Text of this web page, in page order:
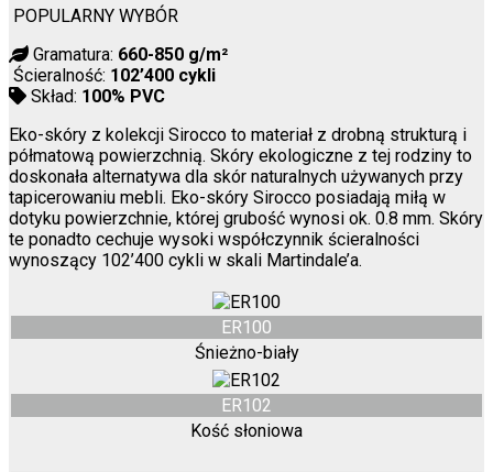
POPULARNY WYBÓR
Gramatura: 660-850 g/m²
Ścieralność: 102’400 cykli
Skład: 100% PVC
Eko-skóry z kolekcji Sirocco to materiał z drobną strukturą i
półmatową powierzchnią. Skóry ekologiczne z tej rodziny to
doskonała alternatywa dla skór naturalnych używanych przy
tapicerowaniu mebli. Eko-skóry Sirocco posiadają miłą w
dotyku powierzchnie, której grubość wynosi ok. 0.8 mm. Skóry
te ponadto cechuje wysoki współczynnik ścieralności
wynoszący 102’400 cykli w skali Martindale’a.
ER100
Śnieżno-biały
ER102
Kość słoniowa